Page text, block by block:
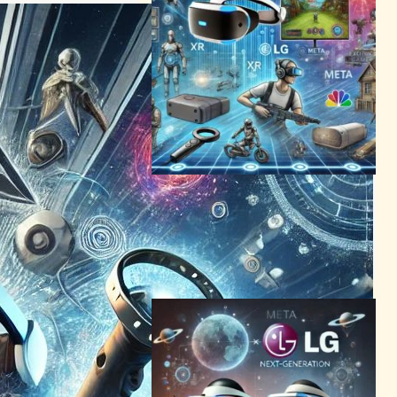
VR業界最新動向: LGとMeta
の開発遅延から新ゲームまで
の全貌
VR/ARニュース
2024年5月26日8:19